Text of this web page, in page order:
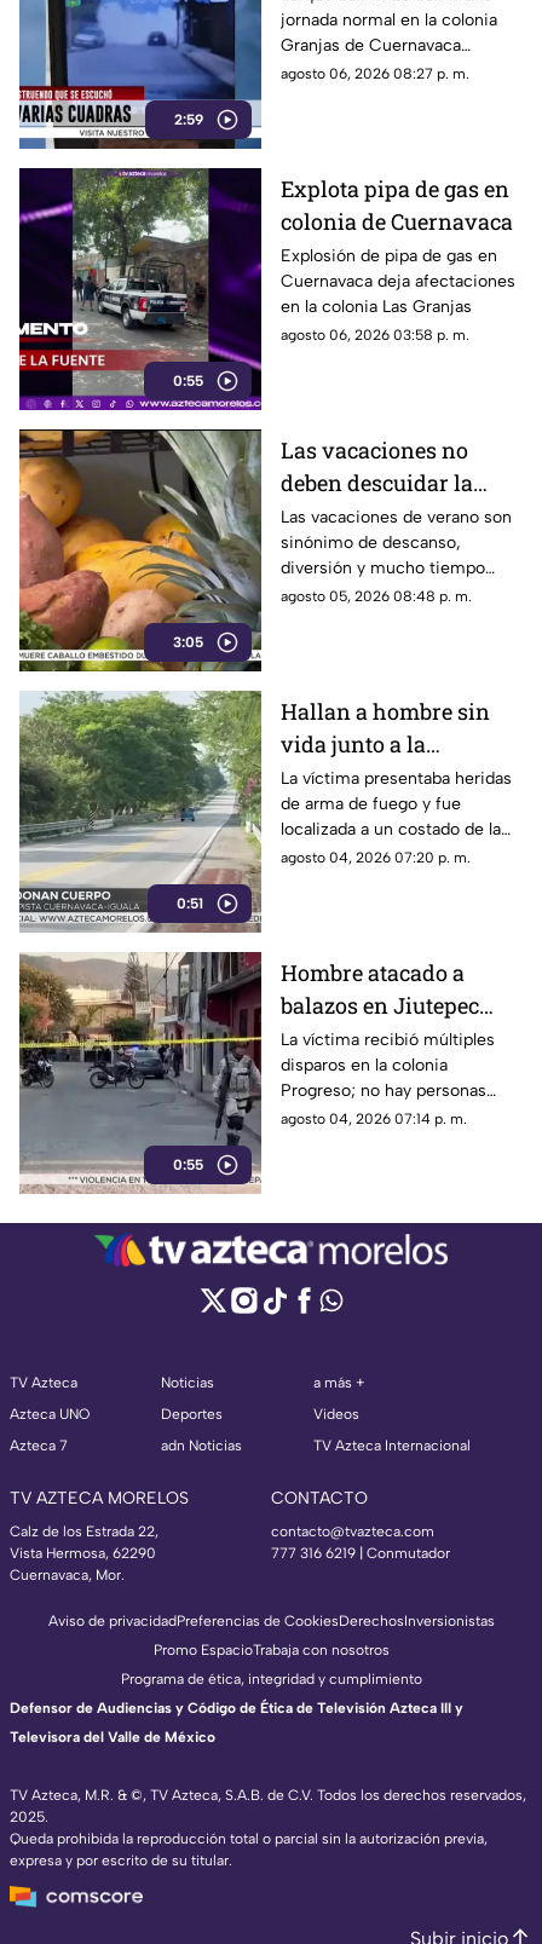
2:59
jornada normal en la colonia
Granjas de Cuernavaca
terminó en una movilización
agosto 06, 2026 08:27 p. m.
0:55
Explota pipa de gas en
colonia de Cuernavaca
Explosión de pipa de gas en
Cuernavaca deja afectaciones
en la colonia Las Granjas
agosto 06, 2026 03:58 p. m.
3:05
Las vacaciones no
deben descuidar la
alimentación infantil
Las vacaciones de verano son
sinónimo de descanso,
diversión y mucho tiempo
libre.
agosto 05, 2026 08:48 p. m.
0:51
Hallan a hombre sin
vida junto a la
autopista Cuernavaca-
Iguala en Puente de
Ixtla
La víctima presentaba heridas
de arma de fuego y fue
localizada a un costado de la
vialidad
agosto 04, 2026 07:20 p. m.
0:55
Hombre atacado a
balazos en Jiutepec
muere horas después
en el hospital
La víctima recibió múltiples
disparos en la colonia
Progreso; no hay personas
detenidas
agosto 04, 2026 07:14 p. m.
TV Azteca
Azteca UNO
Azteca 7
Noticias
Deportes
adn Noticias
a más +
Videos
TV Azteca Internacional
TV AZTECA MORELOS
Calz de los Estrada 22,
Vista Hermosa, 62290
Cuernavaca, Mor.
CONTACTO
contacto@tvazteca.com
777 316 6219 | Conmutador
TV Azteca, M.R. & ©, TV Azteca, S.A.B. de C.V. Todos los derechos reservados,
2025.
Queda prohibida la reproducción total o parcial sin la autorización previa,
expresa y por escrito de su titular.
Aviso de privacidadPreferencias de CookiesDerechosInversionistas
Promo EspacioTrabaja con nosotros
Programa de ética, integridad y cumplimiento
Defensor de Audiencias y Código de Ética de Televisión Azteca III y
Televisora del Valle de México
Subir inicio